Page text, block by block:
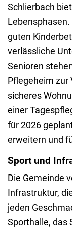
Schlierbach
guten
verlässliche
Senioren
Pflegeheim zur
sicheres
einer
für 2026
erweitern und
Sport und
Die Gemeinde
Infrastruktur,
jeden
Sporthalle, das